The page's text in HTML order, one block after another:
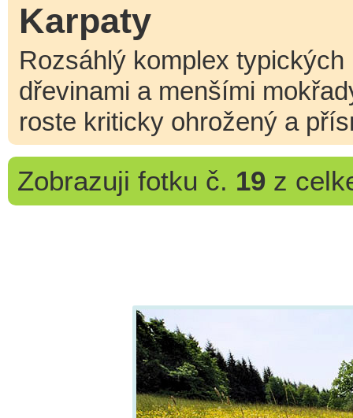
Karpaty
Rozsáhlý komplex
dřevinami a menšími
roste kriticky ohrožený a
Zobrazuji fotku č. 19z